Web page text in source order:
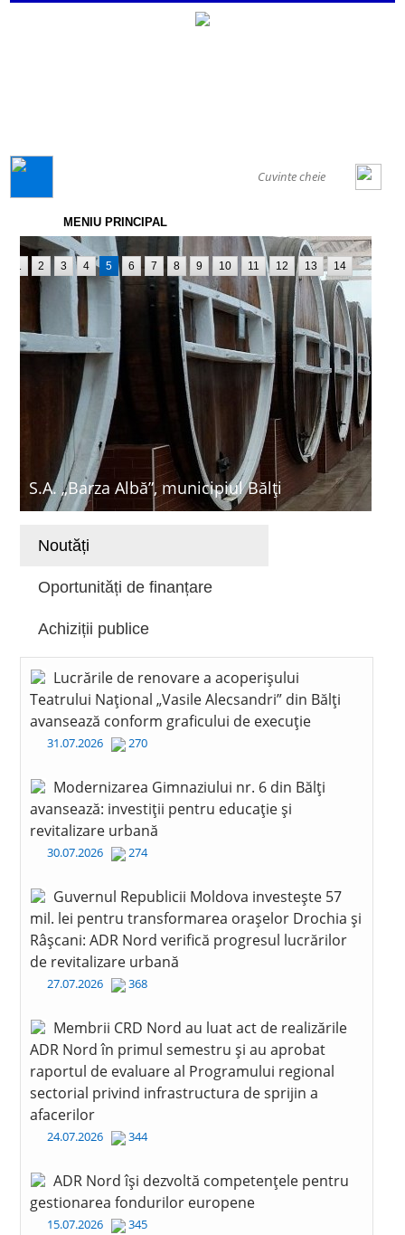
MENIU PRINCIPAL
S.A. „Barza Albă”, municipiul Bălți
1 2 3 4 5 6 7 8 9 10 11 12 13 14
Noutăți
Oportunități de finanțare
Achiziții publice
Lucrările de renovare a acoperișului
Teatrului Național „Vasile Alecsandri” din Bălți
avansează conform graficului de execuție
31.07.2026 270
Modernizarea Gimnaziului nr. 6 din Bălți
avansează: investiții pentru educație și
revitalizare urbană
30.07.2026 274
Guvernul Republicii Moldova investește 57
mil. lei pentru transformarea orașelor Drochia și
Râșcani: ADR Nord verifică progresul lucrărilor
de revitalizare urbană
27.07.2026 368
Membrii CRD Nord au luat act de realizările
ADR Nord în primul semestru și au aprobat
raportul de evaluare al Programului regional
sectorial privind infrastructura de sprijin a
afacerilor
24.07.2026 344
ADR Nord își dezvoltă competențele pentru
gestionarea fondurilor europene
15.07.2026 345